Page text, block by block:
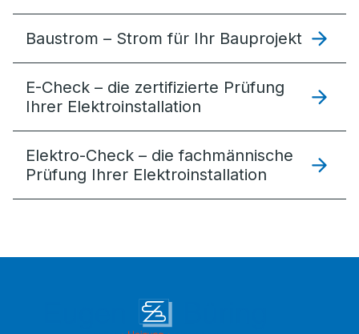
Baustrom – Strom für Ihr Bauprojekt
E-Check – die zertifizierte Prüfung
Ihrer Elektroinstallation
Elektro-Check – die fachmännische
Prüfung Ihrer Elektroinstallation